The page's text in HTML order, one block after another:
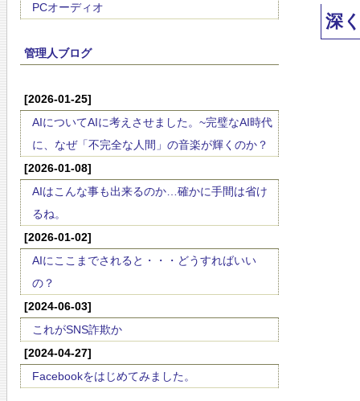
PCオーディオ
管理人ブログ
[2026-01-25]
AIについてAIに考えさせました。~完璧なAI時代
に、なぜ「不完全な人間」の音楽が輝くのか？
[2026-01-08]
AIはこんな事も出来るのか…確かに手間は省け
るね。
[2026-01-02]
AIにここまでされると・・・どうすればいい
の？
[2024-06-03]
これがSNS詐欺か
[2024-04-27]
Facebookをはじめてみました。
深